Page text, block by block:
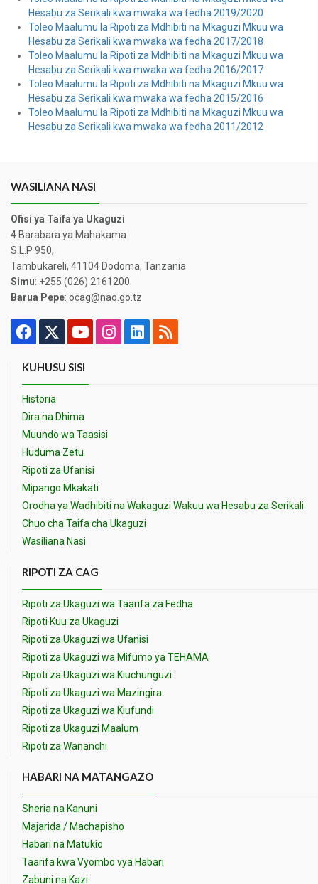
Hesabu za Serikali kwa mwaka wa fedha 2019/2020
Toleo Maalumu la Ripoti za Mdhibiti na Mkaguzi Mkuu wa
Hesabu za Serikali kwa mwaka wa fedha 2017/2018
Toleo Maalumu la Ripoti za Mdhibiti na Mkaguzi Mkuu wa
Hesabu za Serikali kwa mwaka wa fedha 2016/2017
Toleo Maalumu la Ripoti za Mdhibiti na Mkaguzi Mkuu wa
Hesabu za Serikali kwa mwaka wa fedha 2015/2016
Toleo Maalumu la Ripoti za Mdhibiti na Mkaguzi Mkuu wa
Hesabu za Serikali kwa mwaka wa fedha 2011/2012
WASILIANA NASI
Ofisi ya Taifa ya Ukaguzi
4 Barabara ya Mahakama
S.L.P 950,
Tambukareli, 41104 Dodoma, Tanzania
Simu: +255 (026) 2161200
Barua Pepe: ocag@nao.go.tz
KUHUSU SISI
Historia
Dira na Dhima
Muundo wa Taasisi
Huduma Zetu
Ripoti za Ufanisi
Mipango Mkakati
Orodha ya Wadhibiti na Wakaguzi Wakuu wa Hesabu za Serikali
Chuo cha Taifa cha Ukaguzi
Wasiliana Nasi
RIPOTI ZA CAG
Ripoti za Ukaguzi wa Taarifa za Fedha
Ripoti Kuu za Ukaguzi
Ripoti za Ukaguzi wa Ufanisi
Ripoti za Ukaguzi wa Mifumo ya TEHAMA
Ripoti za Ukaguzi wa Kiuchunguzi
Ripoti za Ukaguzi wa Mazingira
Ripoti za Ukaguzi wa Kiufundi
Ripoti za Ukaguzi Maalum
Ripoti za Wananchi
HABARI NA MATANGAZO
Sheria na Kanuni
Majarida / Machapisho
Habari na Matukio
Taarifa kwa Vyombo vya Habari
Zabuni na Kazi